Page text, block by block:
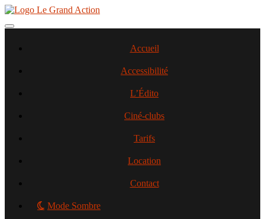
Aller
contenu
Toggle navigation
Accueil
Accessibilité
L’Édito
Ciné-clubs
Tarifs
Location
Contact
Mode Sombre